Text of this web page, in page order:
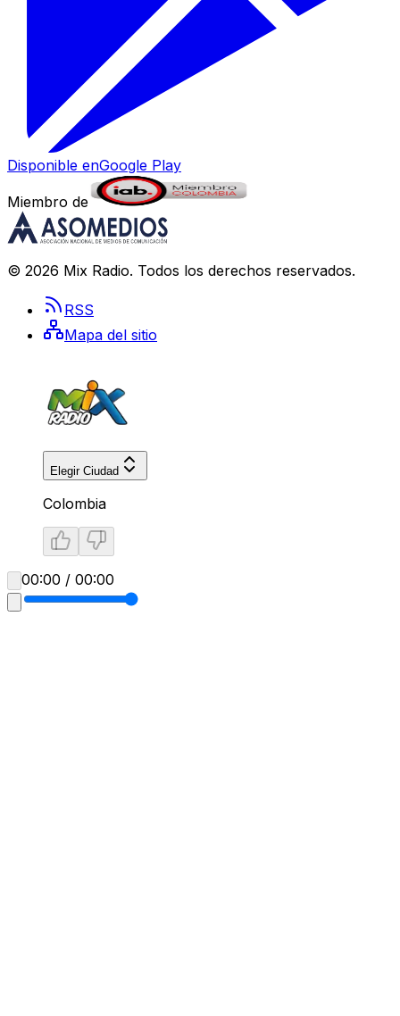
Disponible enGoogle Play
Miembro de
© 2026 Mix Radio. Todos los derechos reservados.
RSS
Mapa del sitio
Elegir Ciudad
Colombia
00:00 / 00:00